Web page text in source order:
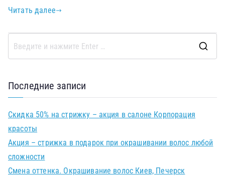
Читать далее
Последние записи
Скидка 50% на стрижку – акция в салоне Корпорация
красоты
Акция – стрижка в подарок при окрашивании волос любой
сложности
Смена оттенка. Окрашивание волос Киев, Печерск